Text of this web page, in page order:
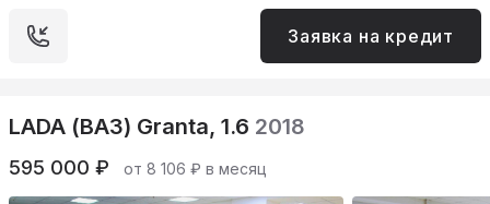
Заявка на кредит
LADA (ВАЗ) Granta, 1.6 2018
595 000 ₽ от 8 106 ₽ в месяц